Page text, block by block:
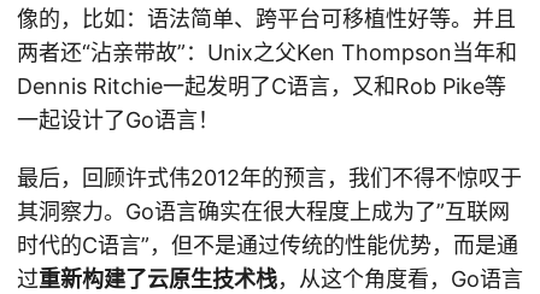
像的，比如：语法简单、跨平台可移植性好等。并且
两者还“沾亲带故”：Unix之父Ken Thompson当年和
Dennis Ritchie一起发明了C语言，又和Rob Pike等
一起设计了Go语言！
最后，回顾许式伟2012年的预言，我们不得不惊叹于
其洞察力。Go语言确实在很大程度上成为了”互联网
时代的C语言”，但不是通过传统的性能优势，而是通
过重新构建了云原生技术栈，从这个角度看，Go语言